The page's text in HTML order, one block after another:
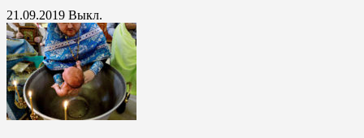
21.09.2019 Выкл.